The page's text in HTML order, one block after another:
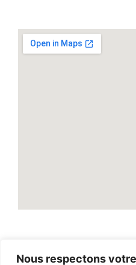
Nous respectons